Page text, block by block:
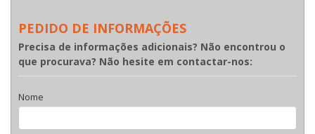
PEDIDO DE INFORMAÇÕES
Precisa de informações adicionais? Não encontrou o
que procurava? Não hesite em contactar-nos:
Nome